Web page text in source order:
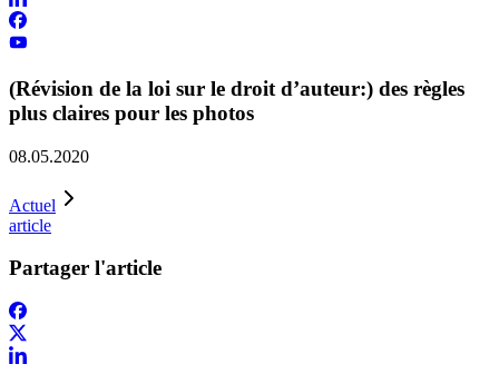
(Révision de la loi sur le droit d’auteur:) des règles
plus claires pour les photos
08.05.2020
Actuel
article
Partager l'article